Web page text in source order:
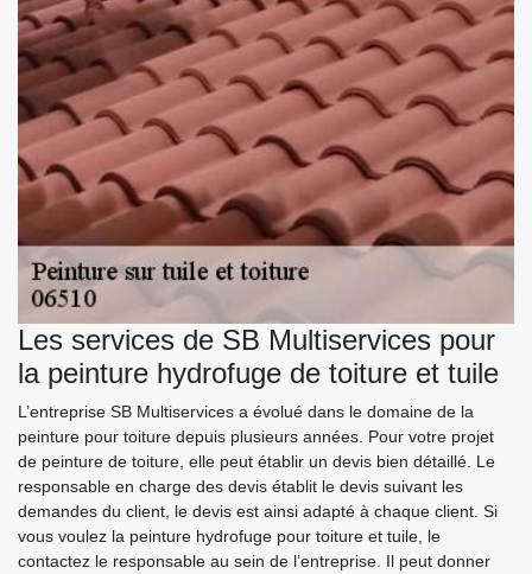
Les services de SB Multiservices pour
la peinture hydrofuge de toiture et tuile
L’entreprise SB Multiservices a évolué dans le domaine de la
peinture pour toiture depuis plusieurs années. Pour votre projet
de peinture de toiture, elle peut établir un devis bien détaillé. Le
responsable en charge des devis établit le devis suivant les
demandes du client, le devis est ainsi adapté à chaque client. Si
vous voulez la peinture hydrofuge pour toiture et tuile, le
contactez le responsable au sein de l’entreprise. Il peut donner